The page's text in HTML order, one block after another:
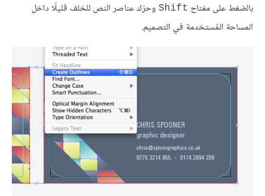
بالضغط على مفتاح Shift وحرّك عناصر النص للخلف قليلًا داخل
المساحة المُستخدمة في التصميم.